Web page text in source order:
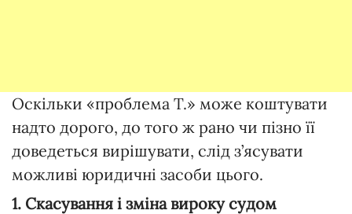
Оскільки «проблема Т.» може коштувати
надто дорого, до того ж рано чи пізно її
доведеться вирішувати, слід з’ясувати
можливі юридичні засоби цього.
1. Скасування і зміна вироку судом